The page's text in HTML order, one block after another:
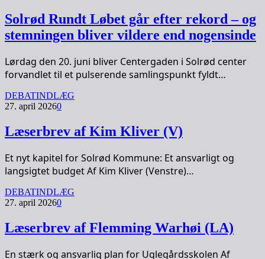
Solrød Rundt Løbet går efter rekord – og
stemningen bliver vildere end nogensinde
Lørdag den 20. juni bliver Centergaden i Solrød center
forvandlet til et pulserende samlingspunkt fyldt…
DEBATINDLÆG
27. april 20260
Læserbrev af Kim Kliver (V)
Et nyt kapitel for Solrød Kommune: Et ansvarligt og
langsigtet budget Af Kim Kliver (Venstre)…
DEBATINDLÆG
27. april 20260
Læserbrev af Flemming Warhøi (LA)
En stærk og ansvarlig plan for Uglegårdsskolen Af